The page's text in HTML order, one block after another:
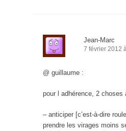
Jean-Marc
7 février 2012
@ guillaume :
pour l adhérence, 2 choses
– anticiper [c’est-à-dire
prendre les virages moins